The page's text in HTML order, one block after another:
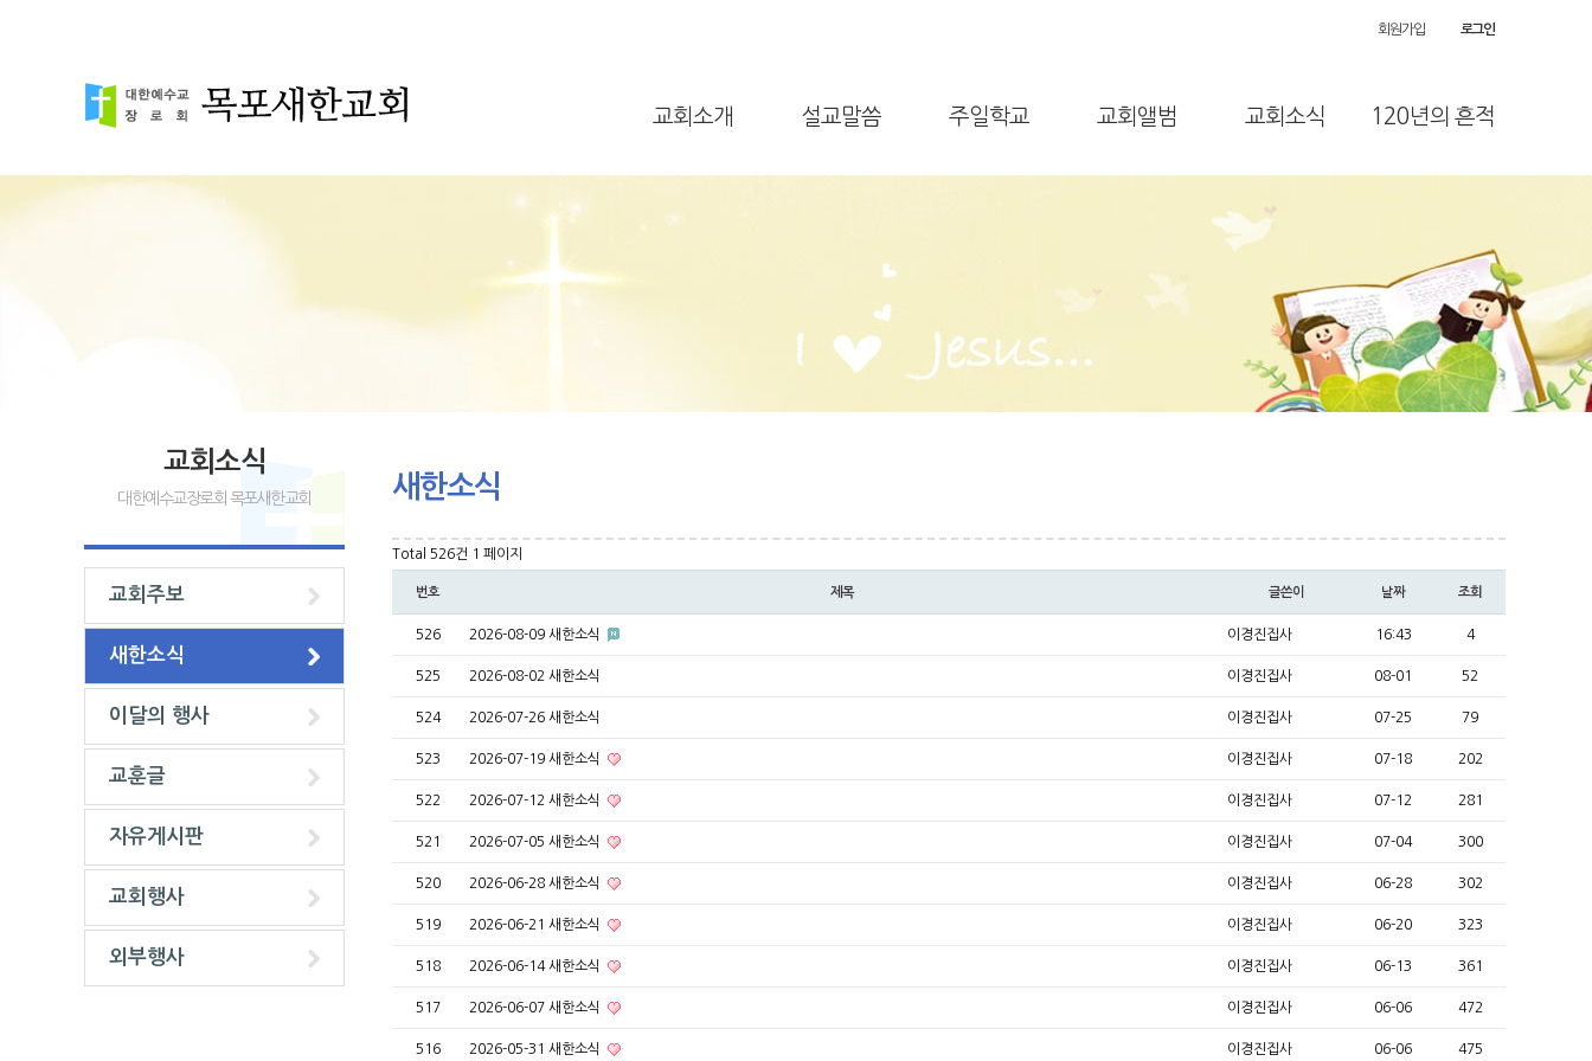
회원가입 로그인
교회소개 설교말씀 주일학교 교회앨범 교회소식 120년의 흔적
교회소식
대한예수교장로회 목포새한교회
교회주보
새한소식
이달의 행사
교훈글
자유게시판
교회행사
외부행사
새한소식
Total 526건 1 페이지
번호 제목 글쓴이 날짜 조회
526 2026-08-09 새한소식 이경진집사 16:43 4
525 2026-08-02 새한소식 이경진집사 08-01 52
524 2026-07-26 새한소식 이경진집사 07-25 79
523 2026-07-19 새한소식 이경진집사 07-18 202
522 2026-07-12 새한소식 이경진집사 07-12 281
521 2026-07-05 새한소식 이경진집사 07-04 300
520 2026-06-28 새한소식 이경진집사 06-28 302
519 2026-06-21 새한소식 이경진집사 06-20 323
518 2026-06-14 새한소식 이경진집사 06-13 361
517 2026-06-07 새한소식 이경진집사 06-06 472
516 2026-05-31 새한소식 이경진집사 06-06 475